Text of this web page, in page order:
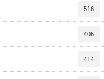
516
406
414